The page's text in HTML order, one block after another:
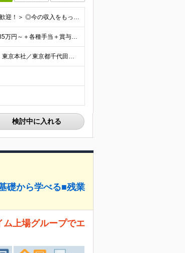
◆学歴不問 ◆開発経験をお持ちの方（経験年数不問） ＜こんな方は大歓迎！＞ ◎今の収入をもっと増やしたい ◎もっと上流の案件で活躍したい ◎将来のキャリアにつながる案件に携わりたい ◎自分のやりたい
給与についてお気軽にご相談ください！（カジュアル面談可能） 月給35万円～＋各種手当＋賞与2回 ※固定残業代は、時間外労働の有無に関わらず40時間分を87,500円～支給 ※超過分は別途支給 ※試用
◆2/3以上のプロジェクトでリモートワークを実施中！ ≪自社拠点≫ ・東京本社／東京都千代田区丸の内二丁目6番1号 丸の内パークビルディング6階 ・関西支社／⼤阪府⼤阪市中央区安⼟町2-3-13 ⼤
検討中に入れる
礎から学べる■残業
ム上場グループでエ